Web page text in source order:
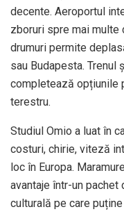
decente. Aeroportul
zboruri spre mai multe
drumuri permite
sau Budapesta. Trenul
completează opțiunile
terestru.
Studiul Omio a luat în
costuri, chirie, viteză
loc în Europa.
avantaje într-un
culturală pe care